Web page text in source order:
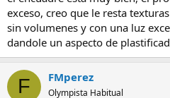
exceso, creo que le resta
sin volumenes y con una luz
dandole un aspecto de
F FMperez
Olympista Habitual